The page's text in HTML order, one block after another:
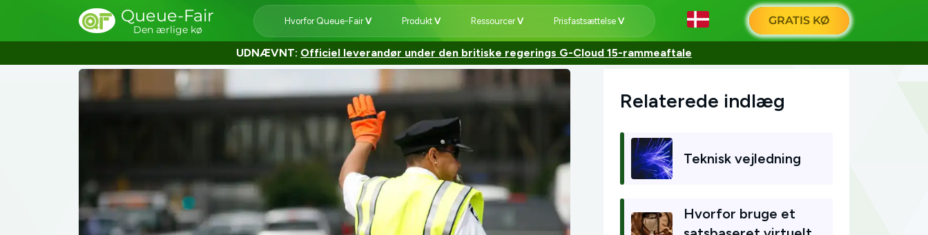
Queue-Fair
Den ærlige kø
Hvorfor Queue-Fair Produkt Ressourcer Prisfastsættelse GRATIS KØ
UDNÆVNT: Officiel leverandør under den britiske regerings G-Cloud 15-rammeaftale
Relaterede indlæg
Teknisk vejledning
Hvorfor bruge et